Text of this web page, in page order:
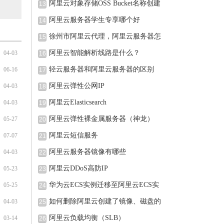
04-03
06-16
04-03
04-03
05-27
07-07
04-03
05-23
05-25
04-03
03-14
13
阿里云对象存储OSS Bucket名称创建
完可
14 阿里云服务器学生专享哪个好
15 徐州市阿里云代理，阿里云服务器怎
16 阿里云智能解析线路是什么？
17 轻云服务器和阿里云服务器的区别
18 阿里云弹性公网IP
19 阿里云Elasticsearch
20 阿里云弹性裸金属服务器（神龙）
21 阿里云短信服务
22 阿里云服务器镜像有哪些
23 阿里云DDoS高防IP
24 华为云ECS实例迁移至阿里云ECS实
例的
25 如何删除阿里云创建了镜像、磁盘的
26 阿里云负载均衡（SLB）